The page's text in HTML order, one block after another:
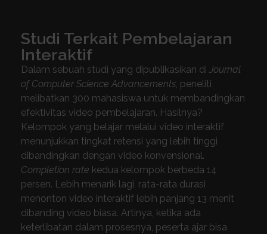
Studi Terkait Pembelajaran
Interaktif
Dalam sebuah studi yang dipublikasikan di Journal
of Computer Science Advancements, peneliti
melibatkan 300 mahasiswa untuk membandingkan
efektivitas video pembelajaran. Hasilnya?
Kelompok yang belajar melalui video interaktif
menunjukkan tingkat retensi yang lebih tinggi
dibandingkan dengan video konvensional.
Completion rate kedua kelompok berbeda 14
persen. Lebih menarik lagi, rata-rata durasi
menonton video interaktif lebih panjang 13 menit
dibanding video biasa. Artinya, ketika ada
keterlibatan dalam prosesnya, peserta ajar bisa